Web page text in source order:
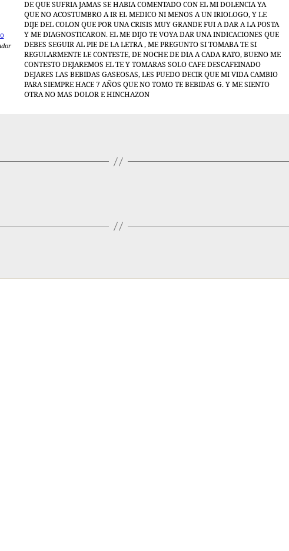
DE QUE SUFRIA JAMAS SE HABIA COMENTADO CON EL MI DOLENCIA YA
QUE NO ACOSTUMBRO A IR EL MEDICO NI MENOS A UN IRIOLOGO, Y LE
DIJE DEL COLON QUE POR UNA CRISIS MUY GRANDE FUI A DAR A LA POSTA
Y ME DIAGNOSTICARON. EL ME DIJO TE VOYA DAR UNA INDICACIONES QUE
DEBES SEGUIR AL PIE DE LA LETRA , ME PREGUNTO SI TOMABA TE SI
REGULARMENTE LE CONTESTE, DE NOCHE DE DIA A CADA RATO, BUENO ME
CONTESTO DEJAREMOS EL TE Y TOMARAS SOLO CAFE DESCAFEINADO
DEJARES LAS BEBIDAS GASEOSAS, LES PUEDO DECIR QUE MI VIDA CAMBIO
PARA SIEMPRE HACE 7 AÑOS QUE NO TOMO TE BEBIDAS G. Y ME SIENTO
OTRA NO MAS DOLOR E HINCHAZON